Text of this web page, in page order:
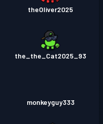
theOliver2025
the_the_Cat2025_93
monkeyguy333